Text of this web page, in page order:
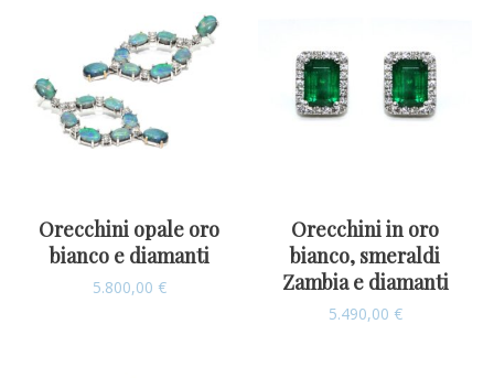
Orecchini opale oro
bianco e diamanti
5.800,00 €
Orecchini in oro
bianco, smeraldi
Zambia e diamanti
5.490,00 €